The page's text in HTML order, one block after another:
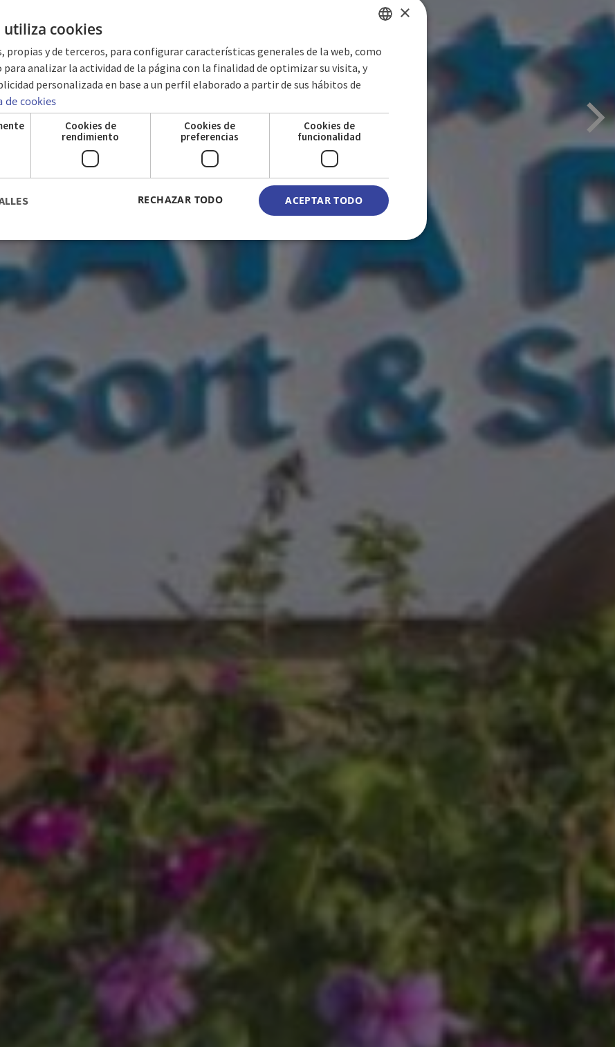
PLAYA PARAISO
SPANISH
ENGLISH
×
utiliza cookies
propias y de terceros, para configurar características generales de la web, como
para analizar la actividad de la página con la finalidad de optimizar su visita, y
personalizada en base a un perfil elaborado a partir de sus hábitos de
de cookies
Cookies de
rendimiento
Cookies de
preferencias
Cookies de
funcionalidad
ACEPTAR TODO
RECHAZAR TODO